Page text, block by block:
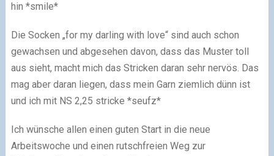
hin *smile*
Die Socken „for my darling with love“ sind auch schon
gewachsen und abgesehen davon, dass das Muster toll
aus sieht, macht mich das Stricken daran sehr nervös. Das
mag aber daran liegen, dass mein Garn ziemlich dünn ist
und ich mit NS 2,25 stricke *seufz*
Ich wünsche allen einen guten Start in die neue
Arbeitswoche und einen rutschfreien Weg zur